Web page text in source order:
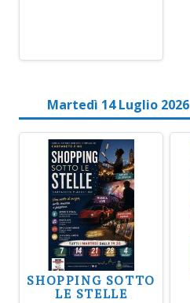
Martedì 14 Luglio 2026
SHOPPING SOTTO
LE STELLE